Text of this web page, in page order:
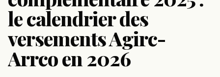
le calendrier des
versements Agirc-
Arrco en 2026